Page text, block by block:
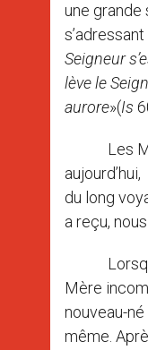
une grande
Seigneur
lève le
aurore»(Is
Les
du long
a reçu,
Lorsque
Mère
nouveau-
même.